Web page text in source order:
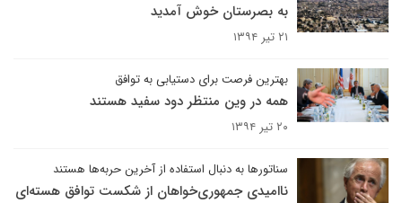
به بصرستان خوش آمدید
۲۱ تیر ۱۳۹۴
بهترین فرصت برای دستیابی به توافق
همه در وین منتظر دود سفید هستند
۲۰ تیر ۱۳۹۴
سناتورها به دنبال استفاده از آخرین حربه‌ها هستند
ناامیدی جمهوری‌خواهان از شکست توافق هسته‌ای